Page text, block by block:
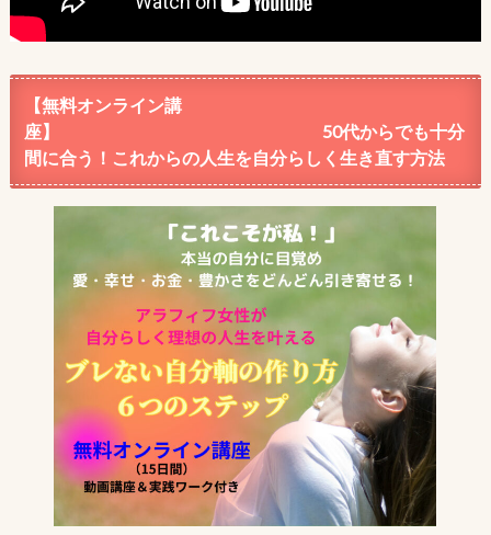
【無料オンライン講
座】 50代からでも十分
間に合う！これからの人生を自分らしく生き直す方法